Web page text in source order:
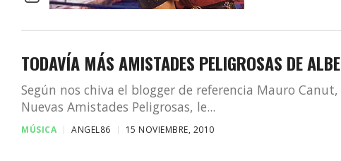
TODAVÍA MÁS AMISTADES PELIGROSAS DE
Según nos chiva el blogger de referencia Mauro
Nuevas Amistades Peligrosas, le...
MÚSICA ANGEL86 15 NOVIEMBRE, 2010